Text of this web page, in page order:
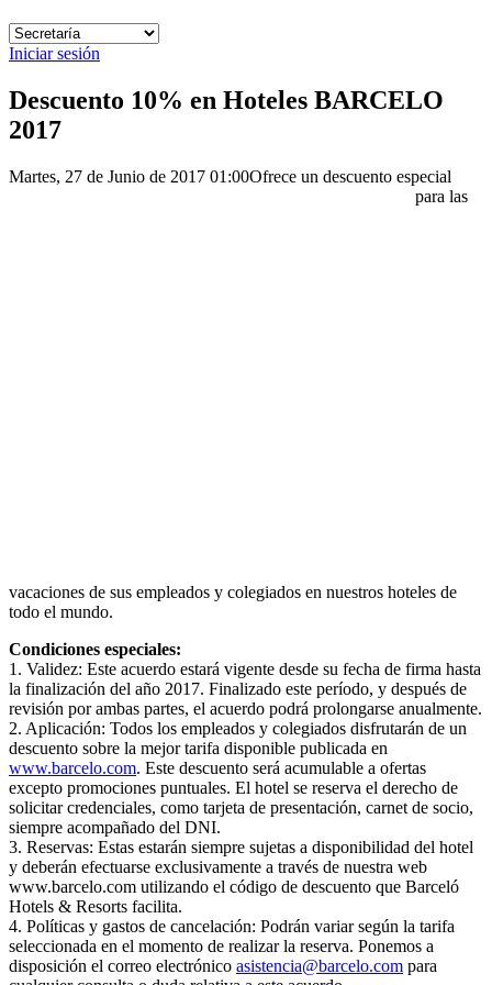
Iniciar sesión
Descuento 10% en Hoteles BARCELO
2017
Martes, 27 de Junio de 2017 01:00Ofrece un descuento especial
para las
vacaciones de sus empleados y colegiados en nuestros hoteles de
todo el mundo.
Condiciones especiales:
1. Validez: Este acuerdo estará vigente desde su fecha de firma hasta
la finalización del año 2017. Finalizado este período, y después de
revisión por ambas partes, el acuerdo podrá prolongarse anualmente.
2. Aplicación: Todos los empleados y colegiados disfrutarán de un
descuento sobre la mejor tarifa disponible publicada en
www.barcelo.com. Este descuento será acumulable a ofertas
excepto promociones puntuales. El hotel se reserva el derecho de
solicitar credenciales, como tarjeta de presentación, carnet de socio,
siempre acompañado del DNI.
3. Reservas: Estas estarán siempre sujetas a disponibilidad del hotel
y deberán efectuarse exclusivamente a través de nuestra web
www.barcelo.com utilizando el código de descuento que Barceló
Hotels & Resorts facilita.
4. Políticas y gastos de cancelación: Podrán variar según la tarifa
seleccionada en el momento de realizar la reserva. Ponemos a
disposición el correo electrónico asistencia@barcelo.com para